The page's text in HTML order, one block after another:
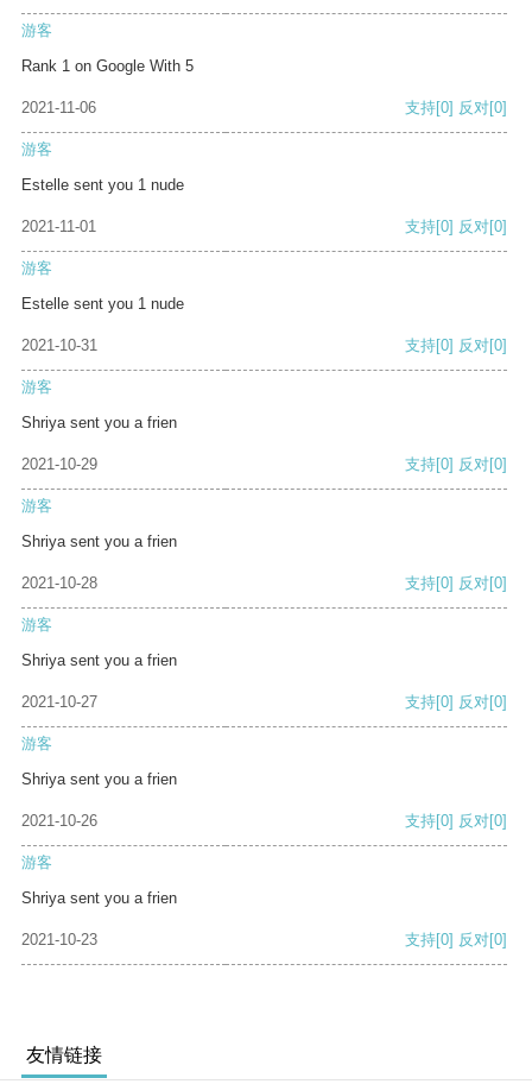
游客
Rank 1 on Google With 5
2021-11-06 支持[0] 反对[0]
游客
Estelle sent you 1 nude
2021-11-01 支持[0] 反对[0]
游客
Estelle sent you 1 nude
2021-10-31 支持[0] 反对[0]
游客
Shriya sent you a frien
2021-10-29 支持[0] 反对[0]
游客
Shriya sent you a frien
2021-10-28 支持[0] 反对[0]
游客
Shriya sent you a frien
2021-10-27 支持[0] 反对[0]
游客
Shriya sent you a frien
2021-10-26 支持[0] 反对[0]
游客
Shriya sent you a frien
2021-10-23 支持[0] 反对[0]
友情链接